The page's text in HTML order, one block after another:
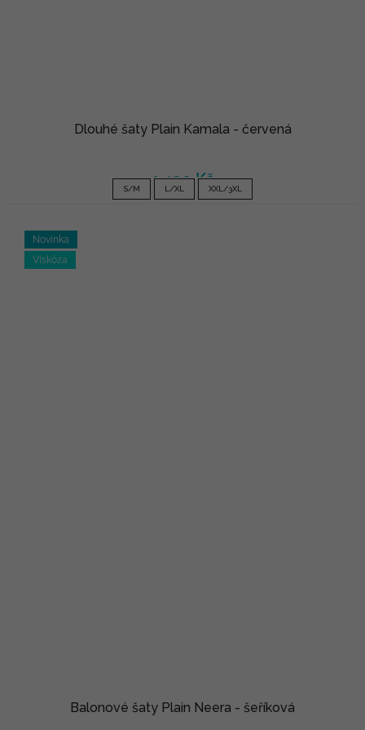
Dlouhé šaty Plain Kamala - červená
1 490 Kč
S/M L/XL XXL/3XL
Novinka
Viskóza
Balonové šaty Plain Neera - šeříková